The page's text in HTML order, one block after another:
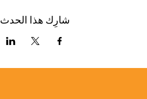
شارِك هذا الحدث